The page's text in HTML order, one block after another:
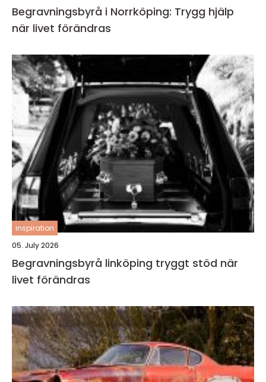
Begravningsbyrå i Norrköping: Trygg hjälp
när livet förändras
inspiration
05. July 2026
Begravningsbyrå linköping tryggt stöd när
livet förändras